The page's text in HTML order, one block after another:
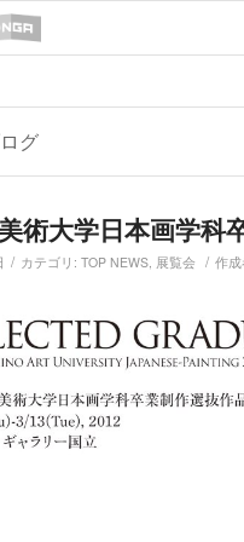
グ
術大学日本画学科
/ カテゴリ: TOP NEWS, 展覧会 / 作成